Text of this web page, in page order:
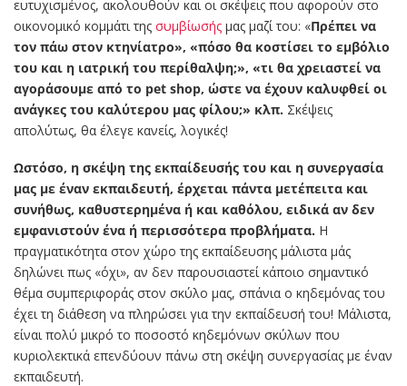
ευτυχισμένος, ακολουθούν και οι σκέψεις που αφορούν στο
οικονομικό κομμάτι της συμβίωσής μας μαζί του: «Πρέπει να
τον πάω στον κτηνίατρο», «πόσο θα κοστίσει το εμβόλιο
του και η ιατρική του περίθαλψη;», «τι θα χρειαστεί να
αγοράσουμε από το pet shop, ώστε να έχουν καλυφθεί οι
ανάγκες του καλύτερου μας φίλου;» κλπ. Σκέψεις
απολύτως, θα έλεγε κανείς, λογικές!
Ωστόσο, η σκέψη της εκπαίδευσής του και η συνεργασία
μας με έναν εκπαιδευτή, έρχεται πάντα μετέπειτα και
συνήθως, καθυστερημένα ή και καθόλου, ειδικά αν δεν
εμφανιστούν ένα ή περισσότερα προβλήματα. Η
πραγματικότητα στον χώρο της εκπαίδευσης μάλιστα μάς
δηλώνει πως «όχι», αν δεν παρουσιαστεί κάποιο σημαντικό
θέμα συμπεριφοράς στον σκύλο μας, σπάνια ο κηδεμόνας του
έχει τη διάθεση να πληρώσει για την εκπαίδευσή του! Μάλιστα,
είναι πολύ μικρό το ποσοστό κηδεμόνων σκύλων που
κυριολεκτικά επενδύουν πάνω στη σκέψη συνεργασίας με έναν
εκπαιδευτή.